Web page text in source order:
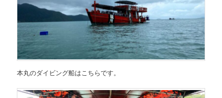
本丸のダイビング船はこちらです。